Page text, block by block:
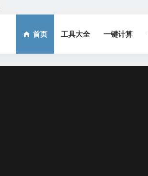
首页 工具大全 一键计算